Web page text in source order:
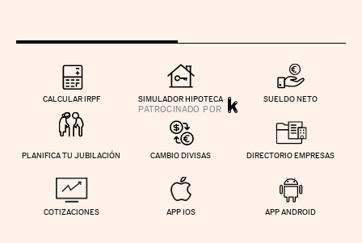
CALCULAR IRPF SIMULADOR HIPOTECA SUELDO NETO
PLANIFICA TU JUBILACIÓN CAMBIO DIVISAS DIRECTORIO EMPRESAS
COTIZACIONES APP IOS APP ANDROID